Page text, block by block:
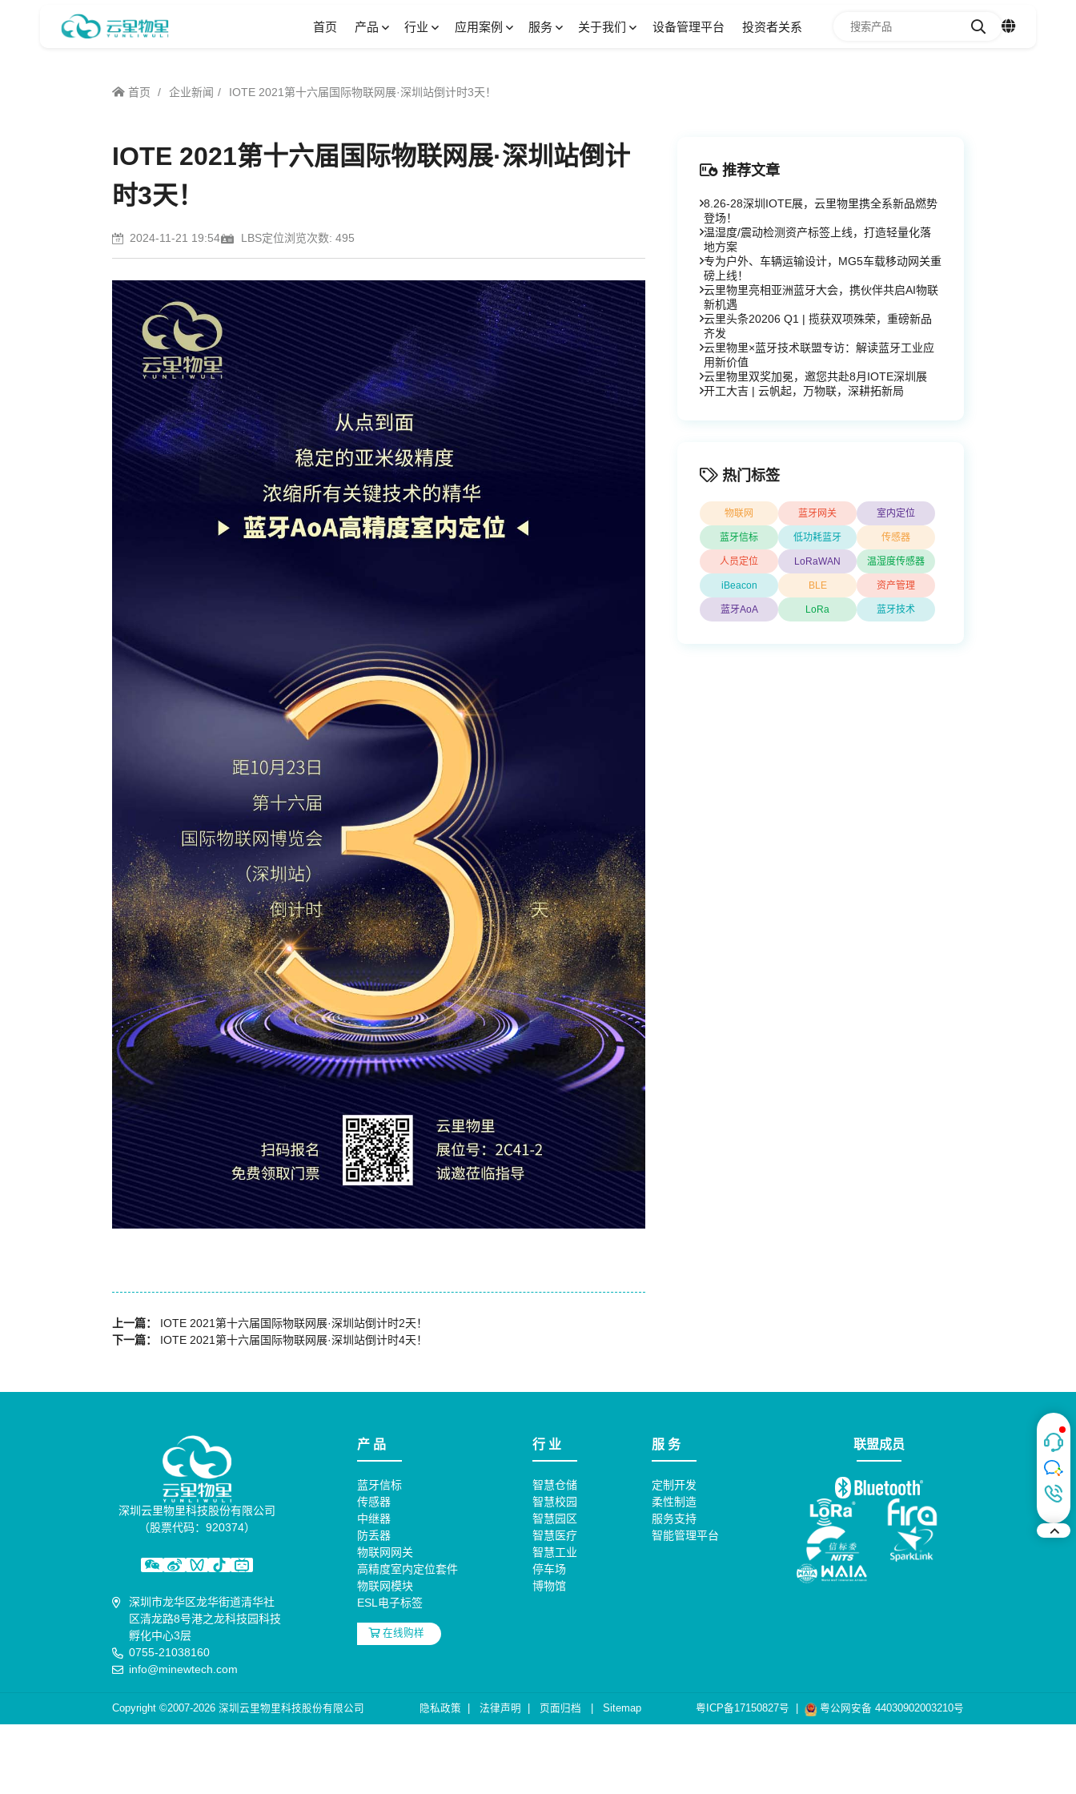
首页 产品
1 2 3
行业 应用案例 服务 关于我们 设备管理平台 投资者关系
首页 企业新闻 IOTE 2021第十六届国际物联网展·深圳站倒计时3天！
IOTE 2021第十六届国际物联网展·深圳站倒计
时3天！
2024-11-21 19:54 LBS定位浏览次数: 495
上一篇：
IOTE 2021第十六届国际物联网展·深圳站倒计时2天！
下一篇：
IOTE 2021第十六届国际物联网展·深圳站倒计时4天！
推荐文章
8.26-28深圳IOTE展，云里物里携全系新品燃势
登场！
温湿度/震动检测资产标签上线，打造轻量化落
地方案
专为户外、车辆运输设计，MG5车载移动网关重
磅上线！
云里物里亮相亚洲蓝牙大会，携伙伴共启AI物联
新机遇
云里头条20206 Q1 | 揽获双项殊荣，重磅新品
齐发
云里物里×蓝牙技术联盟专访：解读蓝牙工业应
用新价值
云里物里双奖加冕，邀您共赴8月IOTE深圳展
开工大吉 | 云帆起，万物联，深耕拓新局
热门标签
物联网 蓝牙网关 室内定位
蓝牙信标 低功耗蓝牙 传感器
人员定位 LoRaWAN 温湿度传感器
iBeacon BLE 资产管理
蓝牙AoA LoRa 蓝牙技术
深圳云里物里科技股份有限公司
（股票代码：920374）
深圳市龙华区龙华街道清华社
区清龙路8号港之龙科技园科技
孵化中心3层
0755-21038160
info@minewtech.com
产 品
蓝牙信标
传感器
中继器
防丢器
物联网网关
高精度室内定位套件
物联网模块
ESL电子标签
在线购样
行 业
智慧仓储
智慧校园
智慧园区
智慧医疗
智慧工业
停车场
博物馆
服 务
定制开发
柔性制造
服务支持
智能管理平台
联盟成员
Copyright ©2007-2026 深圳云里物里科技股份有限公司 隐私政策 法律声明 页面归档 Sitemap 粤ICP备17150827号 粤公网安备 44030902003210号